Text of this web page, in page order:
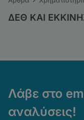
ΔΕΘ ΚΑΙ
Λάβε στο
αναλύσεις!